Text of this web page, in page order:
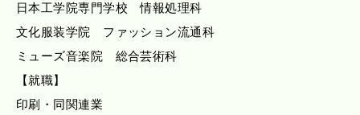
日本工学院専門学校 情報処理科
文化服装学院 ファッション流通科
ミューズ音楽院 総合芸術科
【就職】
印刷・同関連業